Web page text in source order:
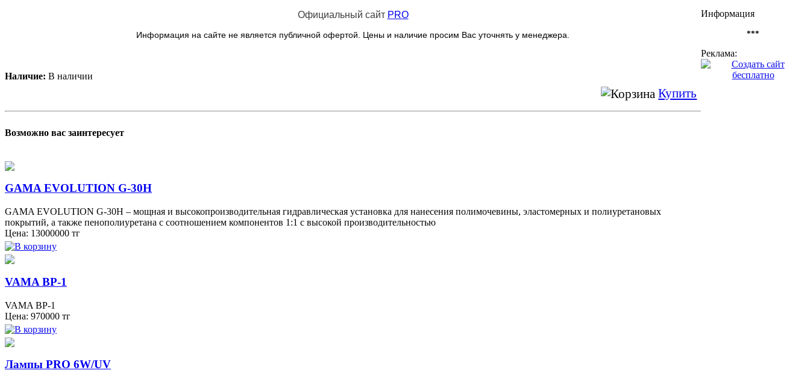
Официальный сайт PRO
Информация на сайте не является публичной офертой. Цены и наличие просим Вас уточнять у менеджера.
Наличие: В наличии
Купить
Возможно вас заинтересует
GAMA EVOLUTION G-30H
GAMA EVOLUTION G-30H – мощная и высокопроизводительная гидравлическая установка для нанесения полимочевины, эластомерных и полиуретановых
покрытий, а также пенополиуретана с соотношением компонентов 1:1 с высокой производительностью
Цена: 13000000 тг
VAMA BP-1
VAMA BP-1
Цена: 970000 тг
Лампы PRO 6W/UV
Информация
***
Реклама: